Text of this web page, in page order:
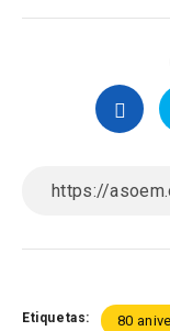
Etiquetas: 80